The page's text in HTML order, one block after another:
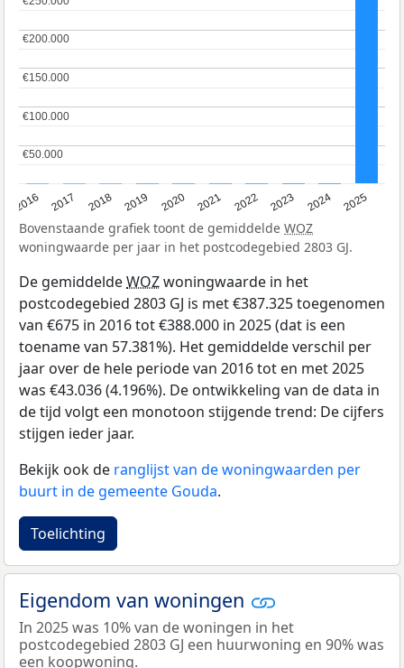
2016 2017 2018 2019 2020 2021 2022 2023 2024 2025
€50.000
€50.000
€100.000
€100.000
€150.000
€150.000
€200.000
€200.000
Bovenstaande grafiek toont de gemiddelde WOZ
woningwaarde per jaar in het postcodegebied 2803 GJ.
De gemiddeldeWOZwoningwaarde in het
postcodegebied 2803 GJ is met €387.325 toegenomen
van €675 in 2016 tot €388.000 in 2025 (dat is een
toename van 57.381%). Het gemiddelde verschil per
jaar over de hele periode van 2016 tot en met 2025
was €43.036 (4.196%). De ontwikkeling van de data in
de tijd volgt een monotoon stijgende trend: De cijfers
stijgen ieder jaar.
Bekijk ook de ranglijst van de woningwaarden per
buurt in de gemeente Gouda.
Toelichting
Eigendom van woningen
In 2025 was 10% van de woningen in het
postcodegebied 2803 GJ een huurwoning en 90% was
een koopwoning.